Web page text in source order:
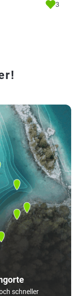
3
schneller